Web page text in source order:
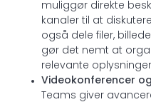
muliggør direkte
kanaler til at
også dele filer,
gør det nemt at
relevante
Videokonferencer
Teams giver